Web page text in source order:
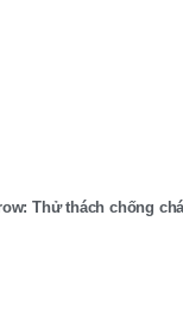
Thử thách chống